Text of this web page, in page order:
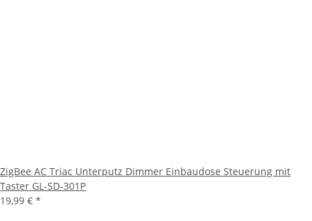
ZigBee AC Triac Unterputz Dimmer Einbaudose Steuerung mit
Taster GL-SD-301P
19,99 € *